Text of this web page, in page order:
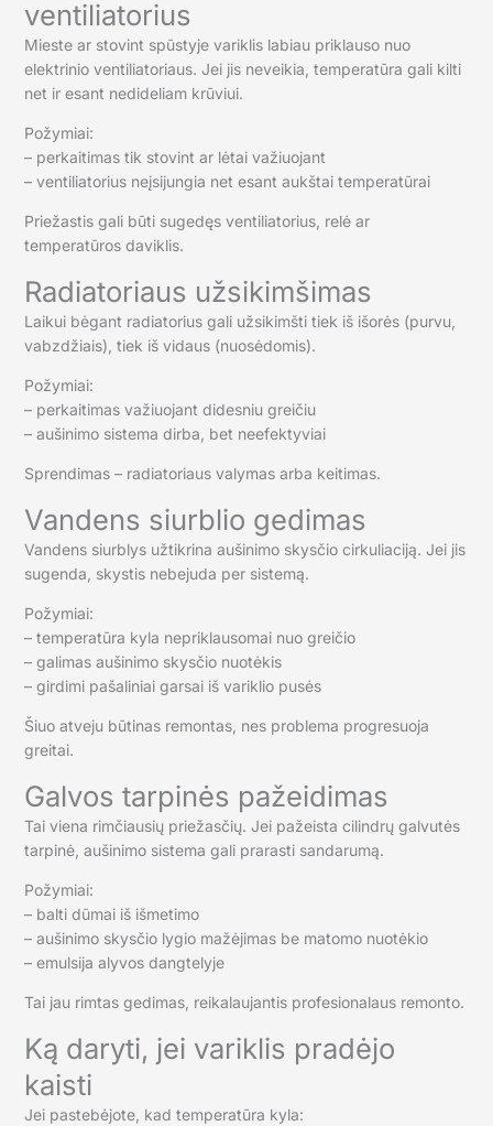
ventiliatorius
Mieste ar stovint spūstyje variklis labiau priklauso nuo
elektrinio ventiliatoriaus. Jei jis neveikia, temperatūra gali kilti
net ir esant nedideliam krūviui.
Požymiai:
– perkaitimas tik stovint ar lėtai važiuojant
– ventiliatorius neįsijungia net esant aukštai temperatūrai
Priežastis gali būti sugedęs ventiliatorius, relė ar
temperatūros daviklis.
Radiatoriaus užsikimšimas
Laikui bėgant radiatorius gali užsikimšti tiek iš išorės (purvu,
vabzdžiais), tiek iš vidaus (nuosėdomis).
Požymiai:
– perkaitimas važiuojant didesniu greičiu
– aušinimo sistema dirba, bet neefektyviai
Sprendimas – radiatoriaus valymas arba keitimas.
Vandens siurblio gedimas
Vandens siurblys užtikrina aušinimo skysčio cirkuliaciją. Jei jis
sugenda, skystis nebejuda per sistemą.
Požymiai:
– temperatūra kyla nepriklausomai nuo greičio
– galimas aušinimo skysčio nuotėkis
– girdimi pašaliniai garsai iš variklio pusės
Šiuo atveju būtinas remontas, nes problema progresuoja
greitai.
Galvos tarpinės pažeidimas
Tai viena rimčiausių priežasčių. Jei pažeista cilindrų galvutės
tarpinė, aušinimo sistema gali prarasti sandarumą.
Požymiai:
– balti dūmai iš išmetimo
– aušinimo skysčio lygio mažėjimas be matomo nuotėkio
– emulsija alyvos dangtelyje
Tai jau rimtas gedimas, reikalaujantis profesionalaus remonto.
Ką daryti, jei variklis pradėjo
kaisti
Jei pastebėjote, kad temperatūra kyla: